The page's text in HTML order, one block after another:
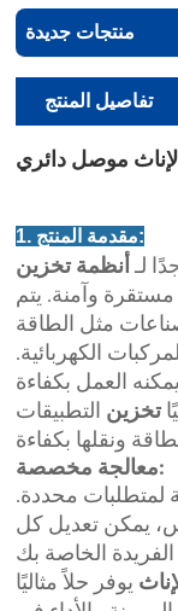
منتجات جديدة
تفاصيل المنتج
موصل دائري
1. مقدمة المنتج:
لـ أنظمة تخزين
وآمنة. يتم
مثل الطاقة
الكهربائية.
العمل بكفاءة
تخزين التطبيقات
معالجة مخصصة:
محددة.
يمكن تعديل كل
يوفر حلاً مثاليًا